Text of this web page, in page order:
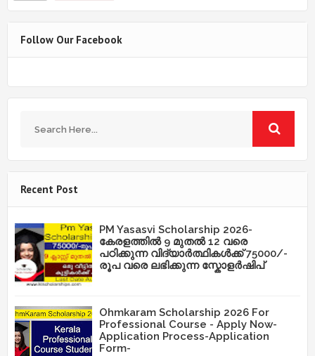
Follow Our Facebook
Recent Post
PM Yasasvi Scholarship 2026-
കേരളത്തിൽ 9 മുതൽ 12 വരെ
പഠിക്കുന്ന വിദ്യാർത്ഥികൾക്ക് 75000/-
രൂപ വരെ ലഭിക്കുന്ന സ്കോളർഷിപ്
Ohmkaram Scholarship 2026 For
Professional Course - Apply Now-
Application Process-Application
Form-